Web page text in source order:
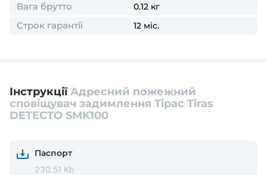
Вага брутто 0.12 кг
Строк гарантії 12 міс.
ІнструкціїАдресний пожежний
сповіщувач задимлення Тірас Tiras
DETECTO SMK100
Паспорт
230.51 Kb